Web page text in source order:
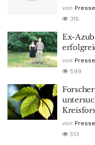
von
315
Ex-
von
599
von
513